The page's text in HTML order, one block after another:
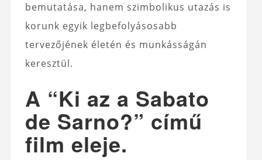
bemutatása, hanem szimbolikus utazás is
korunk egyik legbefolyásosabb
tervezőjének életén és munkásságán
keresztül.
A “Ki az a Sabato
de Sarno?” című
film eleje.